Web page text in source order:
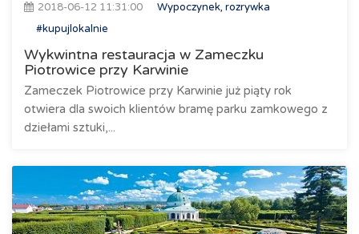
2018-06-12 11:31:00
Wypoczynek, rozrywka
#kupujlokalnie
Wykwintna restauracja w Zameczku
Piotrowice przy Karwinie
Zameczek Piotrowice przy Karwinie już piąty rok
otwiera dla swoich klientów bramę parku zamkowego z
dziełami sztuki,...